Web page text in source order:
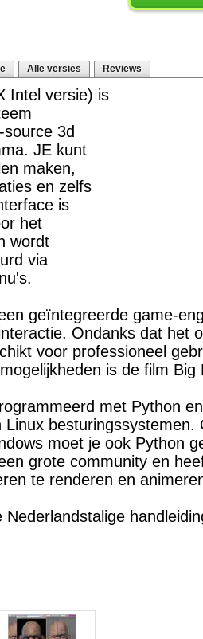
Alle versies Reviews
Intel versie) is
3d
JE kunt
maken,
en zelfs
is
het
wordt
via
geïntegreerde game-
Ondanks dat het
voor professioneel
is de film Big
met Python
besturingssystemen.
moet je ook Python
grote community en
te renderen en
Nederlandstalige